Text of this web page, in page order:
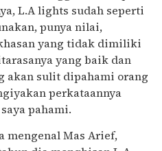
L.A lights sudah seperti
punya nilai,
yang tidak dimiliki
yang baik dan
akan sulit dipahami orang
perkataannya
pahami.
mengenal Mas Arief,